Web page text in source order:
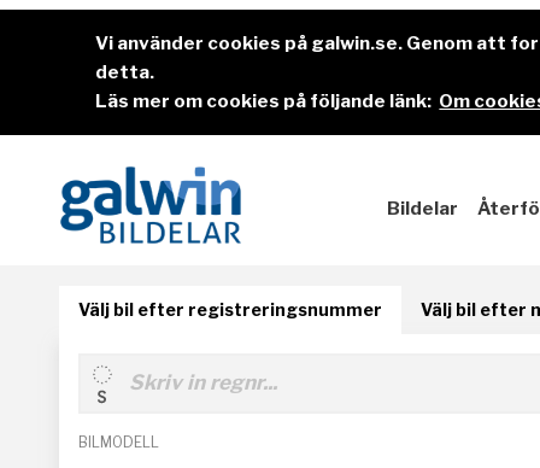
Vi använder cookies på galwin.se. Genom att
detta.
Läs mer om cookies på följande länk: Om
Bildelar
Välj bil efter registreringsnummer Välj bil efter
BILMODELL